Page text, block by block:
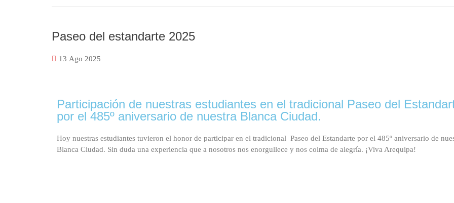
Paseo del estandarte 2025
13 Ago 2025
Participación de nuestras estudiantes en el tradicional Paseo del
por el 485º aniversario de nuestra Blanca Ciudad.
Hoy nuestras estudiantes tuvieron el honor de participar en el tradicional Paseo del Estandarte por el 485º aniversario de
Blanca Ciudad. Sin duda una experiencia que a nosotros nos enorgullece y nos colma de alegría. ¡Viva Arequipa!